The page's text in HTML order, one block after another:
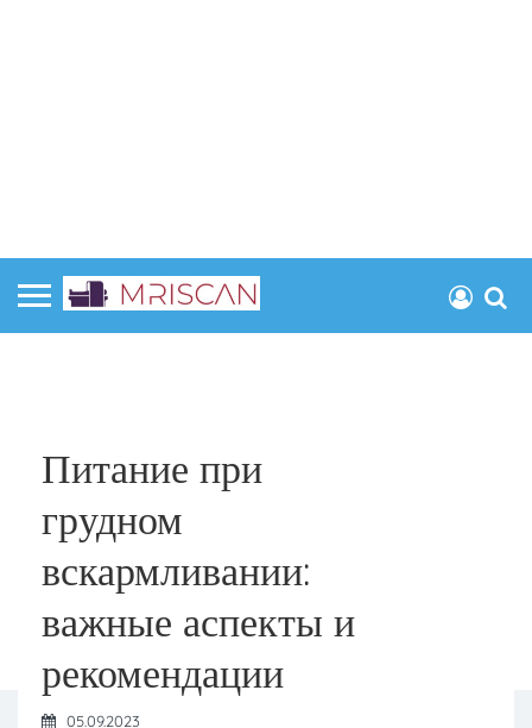
Питание при
грудном
вскармливании:
важные аспекты и
рекомендации
05.09.2023